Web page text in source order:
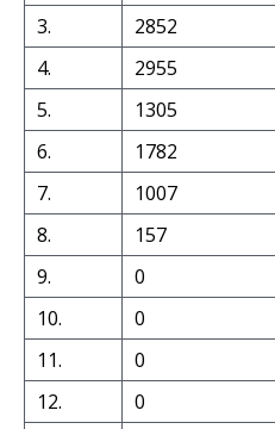
3.
2852
4.
2955
5.
1305
6.
1782
7.
1007
8.
157
9.
0
10.
0
11.
0
12.
0